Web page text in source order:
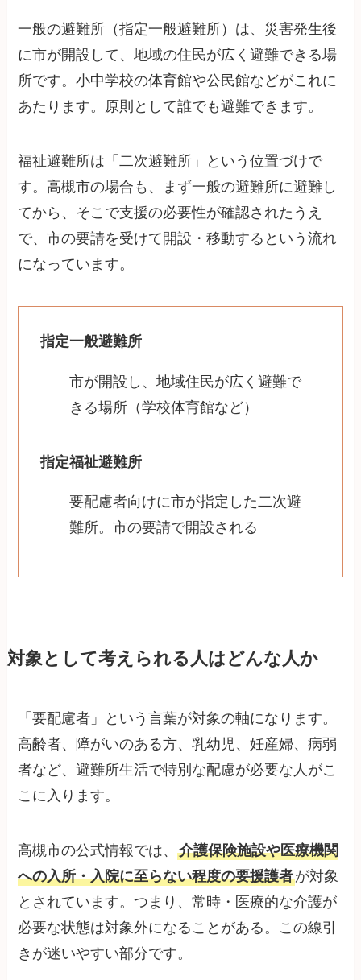
一般の避難所（指定一般避難所）は、災害発生後
に市が開設して、地域の住民が広く避難できる場
所です。小中学校の体育館や公民館などがこれに
あたります。原則として誰でも避難できます。
福祉避難所は「二次避難所」という位置づけで
す。高槻市の場合も、まず一般の避難所に避難し
てから、そこで支援の必要性が確認されたうえ
で、市の要請を受けて開設・移動するという流れ
になっています。
指定一般避難所
市が開設し、地域住民が広く避難で
きる場所（学校体育館など）
指定福祉避難所
要配慮者向けに市が指定した二次避
難所。市の要請で開設される
対象として考えられる人はどんな人か
「要配慮者」という言葉が対象の軸になります。
高齢者、障がいのある方、乳幼児、妊産婦、病弱
者など、避難所生活で特別な配慮が必要な人がこ
こに入ります。
高槻市の公式情報では、介護保険施設や医療機関
への入所・入院に至らない程度の要援護者が対象
とされています。つまり、常時・医療的な介護が
必要な状態は対象外になることがある。この線引
きが迷いやすい部分です。